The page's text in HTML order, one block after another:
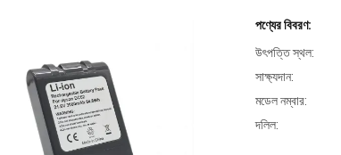
পণ্যের বিবরণ:
উৎপত্তি স্থল:
সাক্ষ্যদান:
মডেল নম্বার:
দলিল: